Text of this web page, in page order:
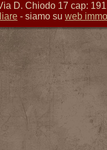
D. Chiodo 17 cap:
- siamo su web